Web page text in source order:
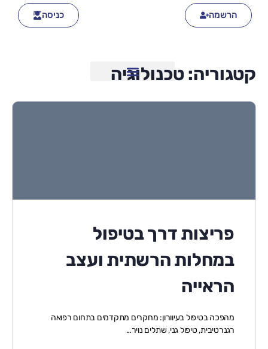
הרשמה כניסה
קטגוריה:טכנולוגיה
פריצות דרך בטיפול
במחלות הרשתית ועצב
הראייה
מהפכה בטיפול בעיוורון: מחקרים מתקדמים בתחום רפואה
רגנרטיבית, טיפול גני, שתלים נויר…